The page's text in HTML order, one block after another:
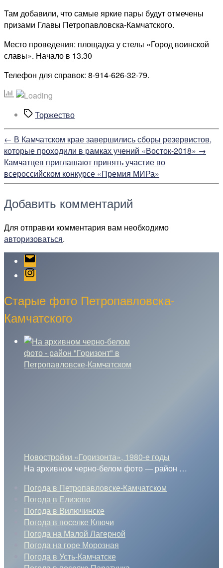
Там добавили, что самые яркие пары будут отмечены
призами Главы Петропавловска-Камчатского.
Место проведения: площадка у стелы «Город воинской
славы». Начало в 13.30
Телефон для справок: 8-914-626-32-79.
МеткиТоржество
← В Камчатском крае завершились сборы резервистов,
которые проходили в рамках учений «Восток-2018» →
Камчатцев приглашают принять участие во
всероссийском конкурсе «Премия МИРа»
Добавить комментарий
Для отправки комментария вам необходимо
авторизоваться.
Email
Instagram
Старые фото Петропавловска-
Камчатского
Новостройки «Горизонта», 1980-е годы
На архивном черно-белом фото — район …
Погода в Петропавловске-Камчатском
Погода в Елизово
Погода в Вилючинске
Погода в поселке Ключи
Погода на Малой Лагерной
Погода на горе Морозная
Погода в Усть-Камчатске